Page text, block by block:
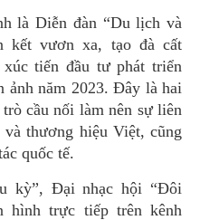
là Diễn đàn “Du lịch và
kết vươn xa, tạo đà cất
tiến đầu tư phát triển
ảnh năm 2023. Đây là hai
cầu nối làm nên sự liên
thương hiệu Việt, cũng
quốc tế.
kỳ”, Đại nhạc hội “Đôi
hình trực tiếp trên kênh